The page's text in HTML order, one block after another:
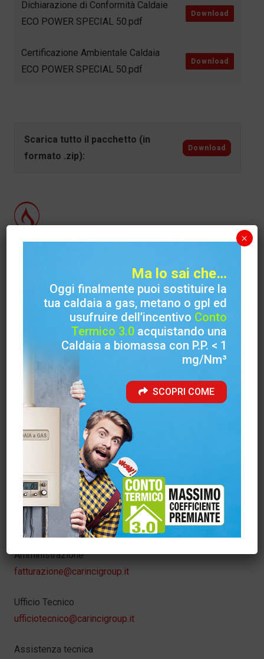
Dichiarazione di Conformità Caldaie
ECO POWER SPECIAL 50.pdf
Download
Certificazione Ambientale Caldaia
ECO POWER SPECIAL 50.pdf
Download
Scarica tutto il pacchetto (in
formato .zip):
Download
Via Case Priori, 26 (S. Francesca) 03029 Veroli (FR)
Sede amministrativa
Via Felci ( Zona Industriale ) 03039 Sora (FR)
Telefono
+39 0776 812704
Info web
info@carincigroup.it
Servizio Clienti – Ordini
sora@carincigroup.it
Amministrazione
fatturazione@carincigroup.it
Ufficio Tecnico
ufficiotecnico@carincigroup.it
Assistenza tecnica
Ma lo sai che…
Oggi finalmente puoi sostituire la
tua caldaia a gas, metano o gpl ed
usufruire dell’incentivo Conto
Termico 3.0acquistando una
Caldaia a biomassa con P.P. < 1
mg/Nm³
SCOPRI COME
×